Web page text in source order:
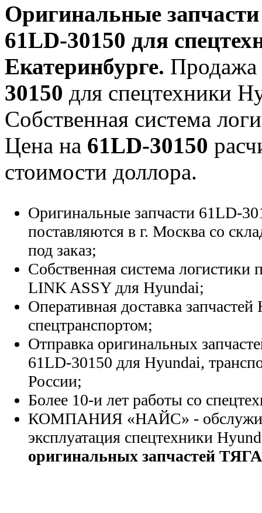
Оригинальные
61LD-30150 для
Екатеринбурге. Продажа
30150 для спецтехники
Собственная система
Цена на 61LD-30150
стоимости доллора.
Оригинальные запчасти 61LD-
поставляются в г. Москва со
под заказ;
Собственная система логистики
LINK ASSY для Hyundai;
Оперативная доставка
спецтранспортом;
Отправка оригинальных
61LD-30150 для Hyundai,
России;
Более 10-и лет работы со
КОМПАНИЯ «НАЙС» -
эксплуатация спецтехники
оригинальных запчастей